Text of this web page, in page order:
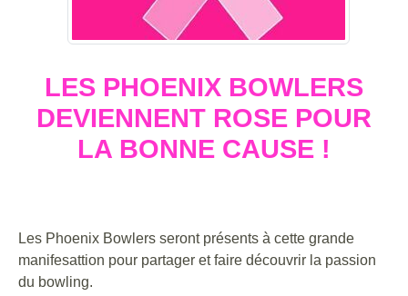
LES PHOENIX BOWLERS
DEVIENNENT ROSE POUR
LA BONNE CAUSE !
Les Phoenix Bowlers seront présents à cette grande
manifesattion pour partager et faire découvrir la passion
du bowling.